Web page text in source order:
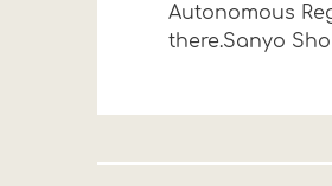
Autonomous
there.Sanyo